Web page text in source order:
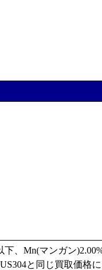
、Mn(マンガン
と同じ買取価格